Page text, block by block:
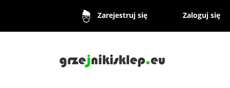
Zarejestruj się Zaloguj się